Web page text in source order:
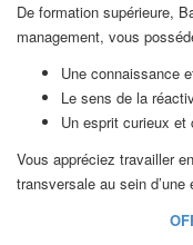
De formation supérieure,
management, vous
Une connaissance
Le sens de la
Un esprit curieux et
Vous appréciez travailler
transversale au sein